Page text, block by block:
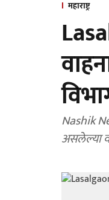
महाराष्ट्र
Nashik
असलेल्या